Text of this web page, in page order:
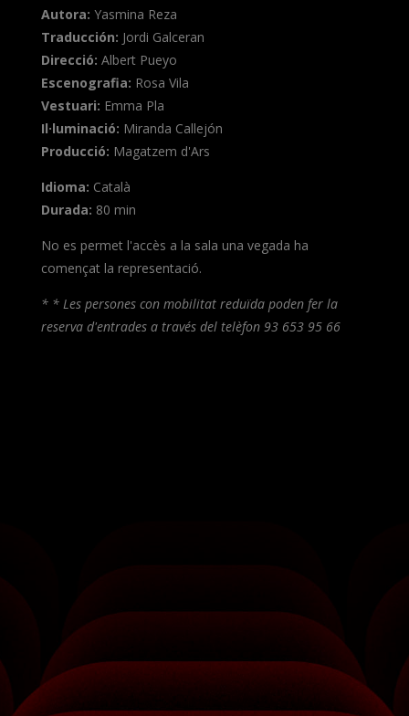
Autora: Yasmina Reza
Traducción: Jordi Galceran
Direcció: Albert Pueyo
Escenografia: Rosa Vila
Vestuari: Emma Pla
Il·luminació: Miranda Callejón
Producció: Magatzem d'Ars
Idioma: Català
Durada: 80 min
No es permet l'accès a la sala una vegada ha
començat la representació.
* * Les persones con mobilitat reduïda poden fer la
reserva d'entrades a través del telèfon 93 653 95 66